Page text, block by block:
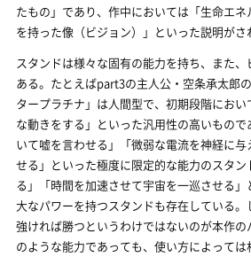
たもの」であり、作中においては「生命エ
を持った像（ビジョン）」といった説明がさ
スタンドは様々な固有の能力を持ち、また
ある。たとえばpart3の主人公・空条承太郎
タープラチナ」は人間型で、初期段階にお
な動きをする」といった汎用性の高いもの
いて嘘を言わせる」「微弱な電流を神経に
せる」といった極度に限定的な能力のスタ
る」「時間を加速させて宇宙を一巡させる
大なパワーを持つスタンドも存在している
強ければ勝つというわけではないのが本作
のような能力であっても、使い方によっては